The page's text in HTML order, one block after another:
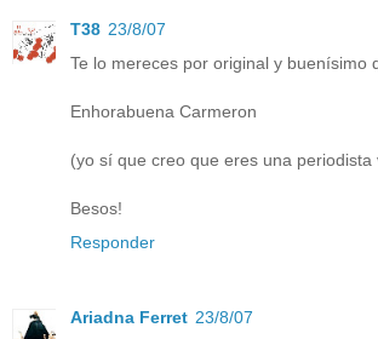
T38 23/8/07
Te lo mereces por original y buenísimo
Enhorabuena Carmeron
(yo sí que creo que eres una periodista
Besos!
Responder
Ariadna Ferret 23/8/07